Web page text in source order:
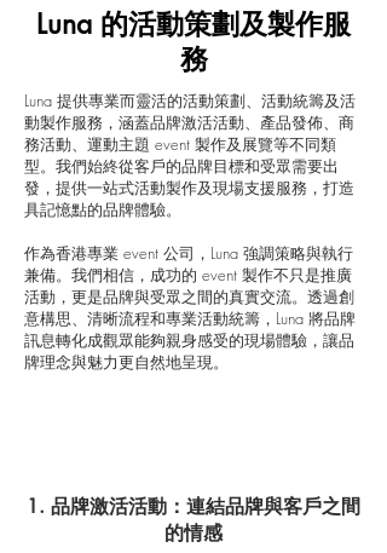
Luna 的活動策劃及製作服
務
Luna 提供專業而靈活的活動策劃、活動統籌及活
動製作服務，涵蓋品牌激活活動、產品發佈、商
務活動、運動主題 event 製作及展覽等不同類
型。我們始終從客戶的品牌目標和受眾需要出
發，提供一站式活動製作及現場支援服務，打造
具記憶點的品牌體驗。
作為香港專業 event 公司，Luna 強調策略與執行
兼備。我們相信，成功的 event 製作不只是推廣
活動，更是品牌與受眾之間的真實交流。透過創
意構思、清晰流程和專業活動統籌，Luna 將品牌
訊息轉化成觀眾能夠親身感受的現場體驗，讓品
牌理念與魅力更自然地呈現。
1. 品牌激活活動：連結品牌與客戶之間
的情感